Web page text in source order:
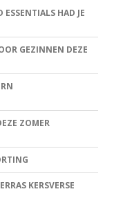
HAD JE
GEZINNEN DEZE
ZOMER
KERSVERSE